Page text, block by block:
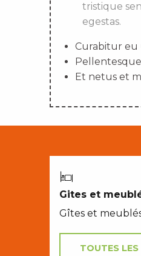
tristique
egestas.
Curabitur eu
Et netus et
Gites et
Gîtes et
TOUTES LES